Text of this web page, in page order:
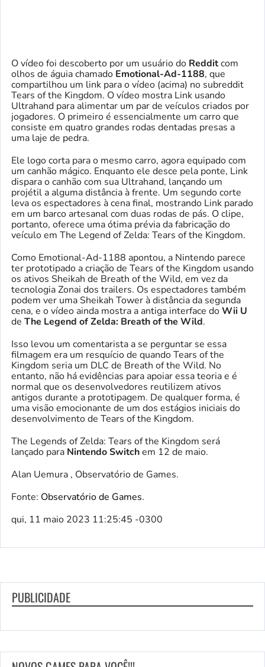
O vídeo foi descoberto por um usuário do Redditcom
olhos de águia chamado Emotional-Ad-1188, que
compartilhou um link para o vídeo (acima) no subreddit
Tears of the Kingdom. O vídeo mostra Link usando
Ultrahand para alimentar um par de veículos criados por
jogadores. O primeiro é essencialmente um carro que
consiste em quatro grandes rodas dentadas presas a
uma laje de pedra.
Ele logo corta para o mesmo carro, agora equipado com
um canhão mágico. Enquanto ele desce pela ponte, Link
dispara o canhão com sua Ultrahand, lançando um
projétil a alguma distância à frente. Um segundo corte
leva os espectadores à cena final, mostrando Link parado
em um barco artesanal com duas rodas de pás. O clipe,
portanto, oferece uma ótima prévia da fabricação do
veículo em The Legend of Zelda: Tears of the Kingdom.
Como Emotional-Ad-1188 apontou, a Nintendo parece
ter prototipado a criação de Tears of the Kingdom usando
os ativos Sheikah de Breath of the Wild, em vez da
tecnologia Zonai dos trailers. Os espectadores também
podem ver uma Sheikah Tower à distância da segunda
cena, e o vídeo ainda mostra a antiga interface doWii U
de The Legend of Zelda: Breath of the Wild.
Isso levou um comentarista a se perguntar se essa
filmagem era um resquício de quando Tears of the
Kingdom seria um DLC de Breath of the Wild. No
entanto, não há evidências para apoiar essa teoria e é
normal que os desenvolvedores reutilizem ativos
antigos durante a prototipagem. De qualquer forma, é
uma visão emocionante de um dos estágios iniciais do
desenvolvimento de Tears of the Kingdom.
The Legends of Zelda: Tears of the Kingdom será
lançado para Nintendo Switchem 12 de maio.
Alan Uemura , Observatório de Games.
Fonte: Observatório de Games.
qui, 11 maio 2023 11:25:45 -0300
PUBLICIDADE